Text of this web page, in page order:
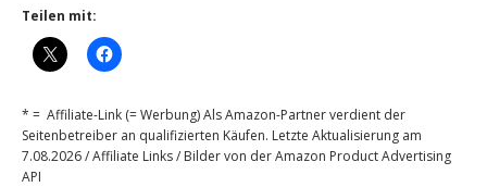
Teilen mit:
* = Affiliate-Link (= Werbung) Als Amazon-Partner verdient der
Seitenbetreiber an qualifizierten Käufen. Letzte Aktualisierung am
7.08.2026 / Affiliate Links / Bilder von der Amazon Product Advertising
API